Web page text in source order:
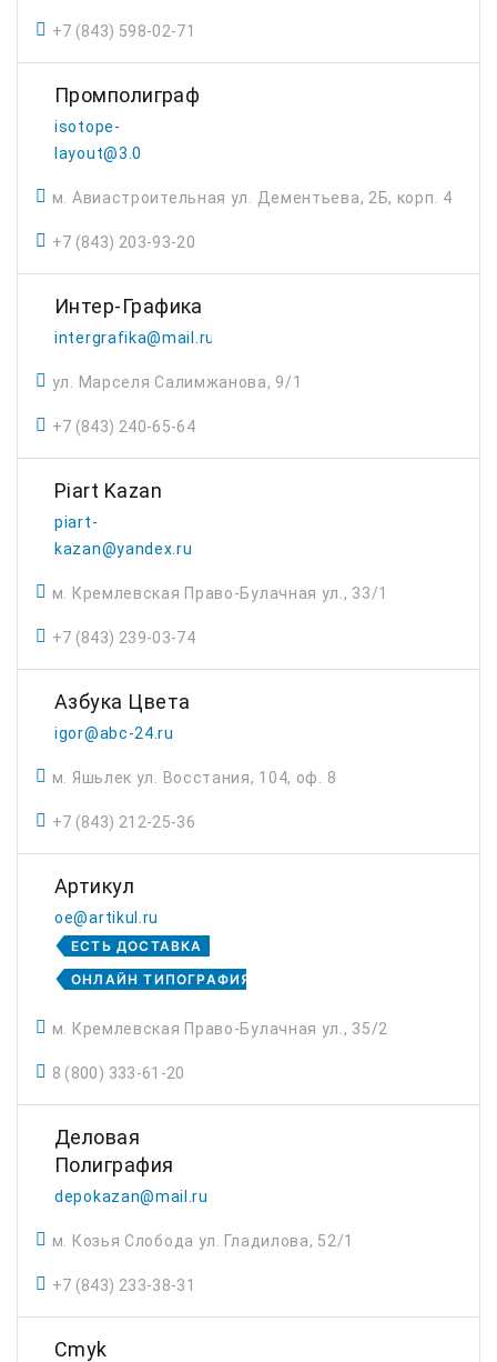
+7 (843) 598-02-71
Промполиграф
isotope-
layout@3.0
м. Авиастроительная ул. Дементьева, 2Б, корп. 4
+7 (843) 203-93-20
Интер-Графика
intergrafika@mail.ru
ул. Марселя Салимжанова, 9/1
+7 (843) 240-65-64
Piart Kazan
piart-
kazan@yandex.ru
м. Кремлевская Право-Булачная ул., 33/1
+7 (843) 239-03-74
Азбука Цвета
igor@abc-24.ru
м. Яшьлек ул. Восстания, 104, оф. 8
+7 (843) 212-25-36
Артикул
oe@artikul.ru
ЕСТЬ ДОСТАВКА
ОНЛАЙН ТИПОГРАФИЯ
м. Кремлевская Право-Булачная ул., 35/2
8 (800) 333-61-20
Деловая
Полиграфия
depokazan@mail.ru
м. Козья Слобода ул. Гладилова, 52/1
+7 (843) 233-38-31
Cmyk